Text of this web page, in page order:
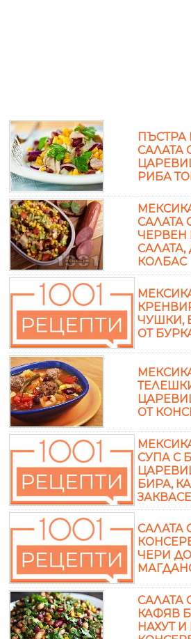
ПЪСТРА
САЛАТА
РИБА
САЛАТА
ЧЕРВЕН
КОЛБАС
ЧУШКИ,
ОТ
ОТ
СУПА С
БИРА,
САЛАТА
ЧЕРИ
САЛАТА
КАФЯВ
НАХУТ